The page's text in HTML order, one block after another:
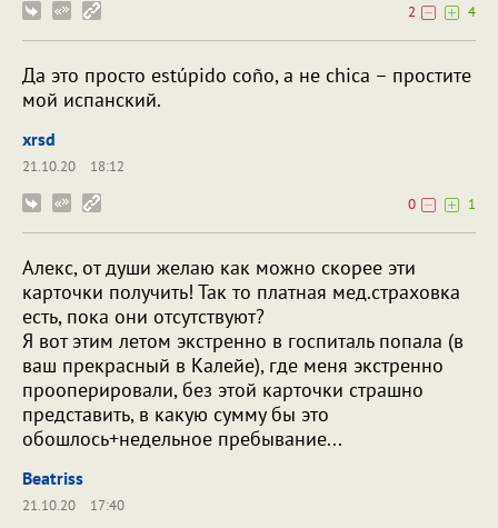
2
4
Да это просто estúpido coño, а не chica – простите
мой испанский.
xrsd
21.10.20
18:12
0
1
Алекс, от души желаю как можно скорее эти
карточки получить! Так то платная мед.страховка
есть, пока они отсутствуют?
Я вот этим летом экстренно в госпиталь попала (в
ваш прекрасный в Калейе), где меня экстренно
прооперировали, без этой карточки страшно
представить, в какую сумму бы это
обошлось+недельное пребывание...
Beatriss
21.10.20
17:40